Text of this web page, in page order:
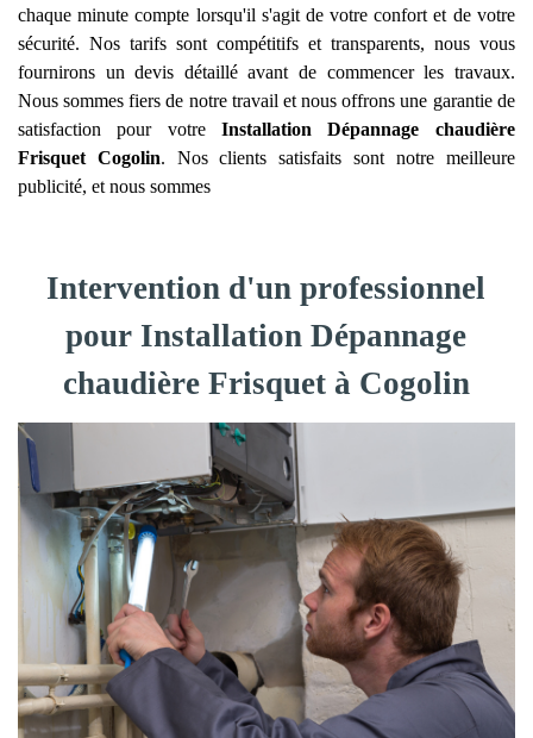
chaque minute compte lorsqu'il s'agit de votre confort et de votre
sécurité. Nos tarifs sont compétitifs et transparents, nous vous
fournirons un devis détaillé avant de commencer les travaux.
Nous sommes fiers de notre travail et nous offrons une garantie de
satisfaction pour votreInstallation Dépannage chaudière
Frisquet Cogolin. Nos clients satisfaits sont notre meilleure
publicité, et nous sommes
Intervention d'un professionnel
pour Installation Dépannage
chaudière Frisquet à Cogolin